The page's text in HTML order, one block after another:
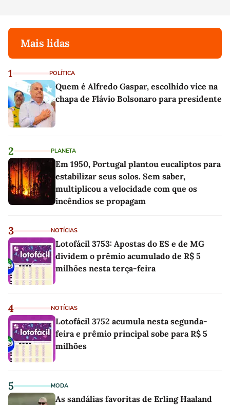
Mais lidas
1 POLÍTICA
Quem é Alfredo Gaspar, escolhido vice na
chapa de Flávio Bolsonaro para presidente
2 PLANETA
Em 1950, Portugal plantou eucaliptos para
estabilizar seus solos. Sem saber,
multiplicou a velocidade com que os
incêndios se propagam
3 NOTÍCIAS
Lotofácil 3753: Apostas do ES e de MG
dividem o prêmio acumulado de R$ 5
milhões nesta terça-feira
4 NOTÍCIAS
Lotofácil 3752 acumula nesta segunda-
feira e prêmio principal sobe para R$ 5
milhões
5 MODA
As sandálias favoritas de Erling Haaland